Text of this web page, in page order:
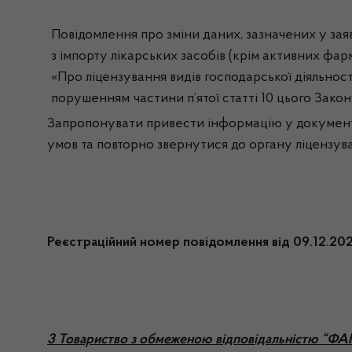
Повідомлення про зміни даних, зазначених у
з імпорту лікарських засобів (крім активних
«Про ліцензування видів господарської
порушенням частини п’ятої статті 10 цього
Запропонувати привести інформацію у
умов та повторно звернутися до органу
Реєстраційний номер повідомлення від
3 Товариство з обмеженою відповідальністю